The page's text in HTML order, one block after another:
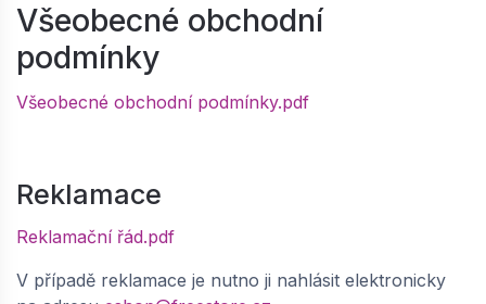
Všeobecné obchodní
podmínky
Všeobecné obchodní podmínky.pdf
Reklamace
Reklamační řád.pdf
V případě reklamace je nutno ji nahlásit elektronicky